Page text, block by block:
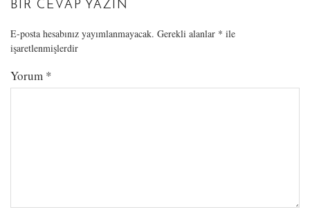
BIR CEVAP YAZIN
E-posta hesabınız yayımlanmayacak. Gerekli alanlar * ile
işaretlenmişlerdir
Yorum *